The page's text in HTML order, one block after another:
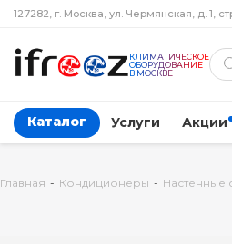
127282, г. Москва, ул. Чермянская, д. 1,
КЛИМАТИЧЕСКОЕ
ОБОРУДОВАНИЕ
В МОСКВЕ
Каталог Услуги Акции
Главная - Кондиционеры - Настенные